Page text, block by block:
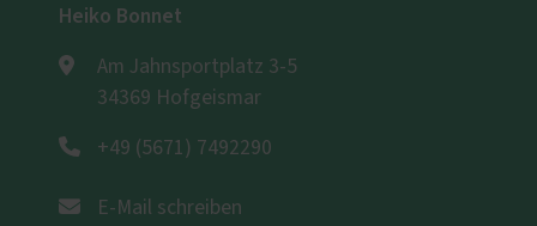
Heiko Bonnet
Am Jahnsportplatz 3-5
34369 Hofgeismar
+49 (5671) 7492290
E-Mail schreiben